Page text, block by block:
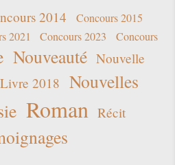
2014
Concours 2015
2021 Concours 2023
Concours
Nouveauté Nouvelle
2018 Nouvelles
Roman Récit